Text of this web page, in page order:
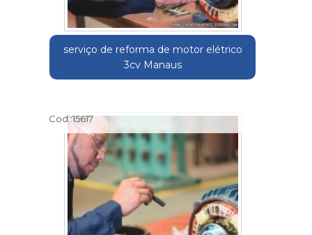
serviço de reforma de motor elétrico
3cv Manaus
Cod.:15617